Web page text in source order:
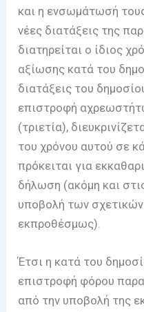
και η ενσωμάτωσή
νέες διατάξεις της
διατηρείται ο ίδιος
αξίωσης κατά του
διατάξεις του
επιστροφή
(τριετία),
του χρόνου αυτού σε
πρόκειται για
δήλωση (ακόμη και
υποβολή των
εκπροθέσμως).
Έτσι η κατά του
επιστροφή φόρου
από την υποβολή της